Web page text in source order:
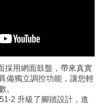
採用網面鼓盤，帶來真實
備獨立調控功能，讓您輕
。
2 升級了腳踏設計，進